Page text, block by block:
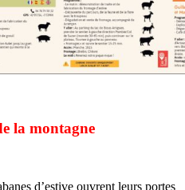
la montagne
d’estive ouvrent leurs portes